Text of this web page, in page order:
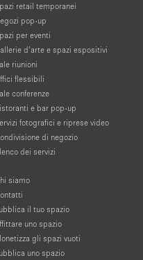
retail temporanei
pop-up
per eventi
d’arte e spazi espositivi
riunioni
flessibili
conferenze
e bar pop-up
fotografici e riprese video
di negozio
dei servizi
siamo
il tuo spazio
uno spazio
gli spazi vuoti
uno spazio